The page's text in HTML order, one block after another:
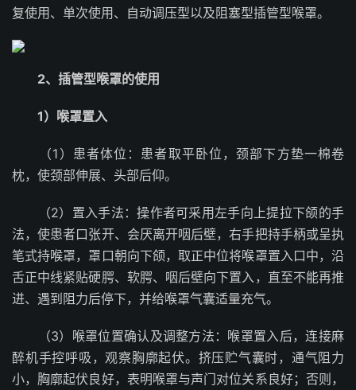
复使用、单次使用、自动调压型以及阻塞型插管型喉罩。
2、插管型喉罩的使用
1）喉罩置入
（1）患者体位：患者取平卧位，颈部下方垫一棉卷
枕，使颈部伸展、头部后仰。
（2）置入手法：操作者可采用左手向上提拉下颌的手
法，使患者口张开、会厌离开咽后壁，右手把持手柄或呈执
笔式持喉罩，罩口朝向下颌，取正中位将喉罩置入口中，沿
舌正中线紧贴硬腭、软腭、咽后壁向下置入，直至不能再推
进、遇到阻力后停下，并给喉罩气囊适量充气。
（3）喉罩位置确认及调整方法：喉罩置入后，连接麻
醉机手控呼吸，观察胸廓起伏。挤压贮气囊时，通气阻力
小，胸廓起伏良好，表明喉罩与声门对位关系良好；否则，